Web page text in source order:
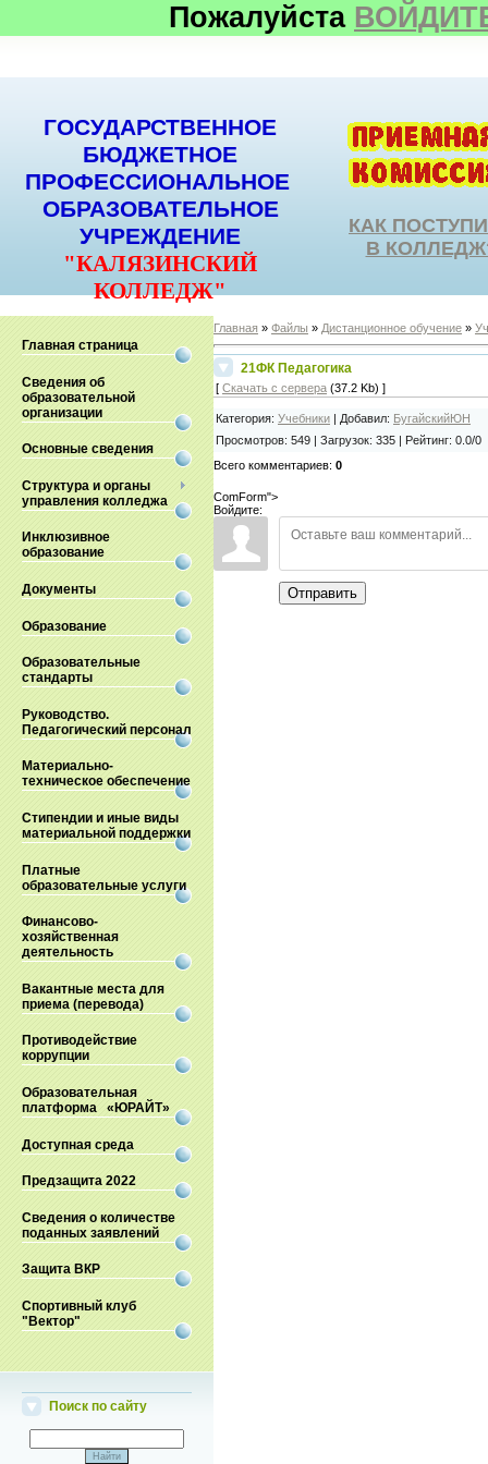
Пожалуйста
ГОСУДАРСТВЕННОЕ
БЮДЖЕТНОЕ
ПРОФЕССИОНАЛЬНОЕ
ОБРАЗОВАТЕЛЬНОЕ
УЧРЕЖДЕНИЕ
"КАЛЯЗИНСКИЙ
КОЛЛЕДЖ"
КАК
В
Главная страница
Сведения об
образовательной
организации
Основные сведения
Структура и органы
управления колледжа
Инклюзивное
образование
Документы
Образование
Образовательные
стандарты
Руководство.
Педагогический персонал
Материально-
техническое обеспечение
Стипендии и иные виды
материальной поддержки
Платные
образовательные услуги
Финансово-
хозяйственная
деятельность
Вакантные места для
приема (перевода)
Противодействие
коррупции
Образовательная
платформа «ЮРАЙТ»
Доступная среда
Предзащита 2022
Сведения о количестве
поданных заявлений
Защита ВКР
Спортивный клуб
"Вектор"
Поиск по сайту
Главная » Файлы » Дистанционное обучение »
21ФК Педагогика
[ Скачать с сервера (37.2 Kb) ]
Категория: Учебники | Добавил: БугайскийЮН
Просмотров: 549 | Загрузок: 335 | Рейтинг: 0.0/0
Всего комментариев: 0
ComForm">
Войдите:
Отправить